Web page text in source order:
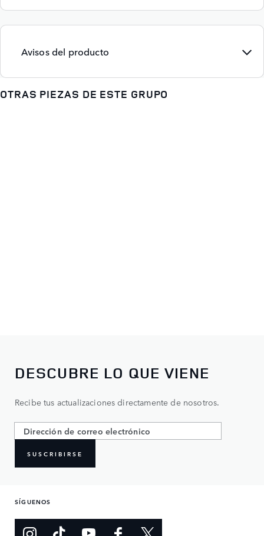
Avisos del producto
OTRAS PIEZAS DE ESTE GRUPO
DESCUBRE LO QUE VIENE
Recibe tus actualizaciones directamente de nosotros.
SUSCRIBIRSE
SÍGUENOS